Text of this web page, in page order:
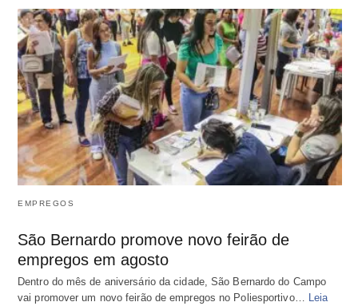
EMPREGOS
São Bernardo promove novo feirão de
empregos em agosto
Dentro do mês de aniversário da cidade, São Bernardo do Campo
vai promover um novo feirão de empregos no Poliesportivo…
Leia